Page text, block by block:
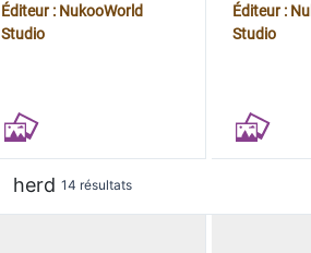
Éditeur : NukooWorld
Studio
Éditeur :
Studio
herd 14 résultats